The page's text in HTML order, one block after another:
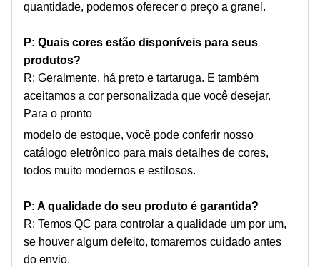
quantidade, podemos oferecer o preço a granel.
P: Quais cores estão disponíveis para seus
produtos?
R: Geralmente, há preto e tartaruga. E também
aceitamos a cor personalizada que você desejar.
Para o pronto
modelo de estoque, você pode conferir nosso
catálogo eletrônico para mais detalhes de cores,
todos muito modernos e estilosos.
P: A qualidade do seu produto é garantida?
R: Temos QC para controlar a qualidade um por um,
se houver algum defeito, tomaremos cuidado antes
do envio.